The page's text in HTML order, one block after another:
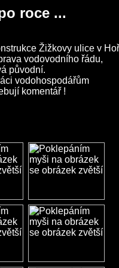
roce ...
Žižkovy ulice v
vodovodního řádu,
původní.
vodohospodářům
komentář !